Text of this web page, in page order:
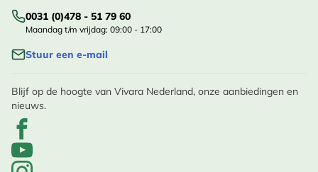
0031 (0)478 - 51 79 60
Maandag t/m vrijdag: 09:00 - 17:00
Stuur een e-mail
Blijf op de hoogte van Vivara Nederland, onze aanbiedingen en
nieuws.